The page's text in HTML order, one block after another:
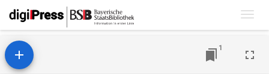
1